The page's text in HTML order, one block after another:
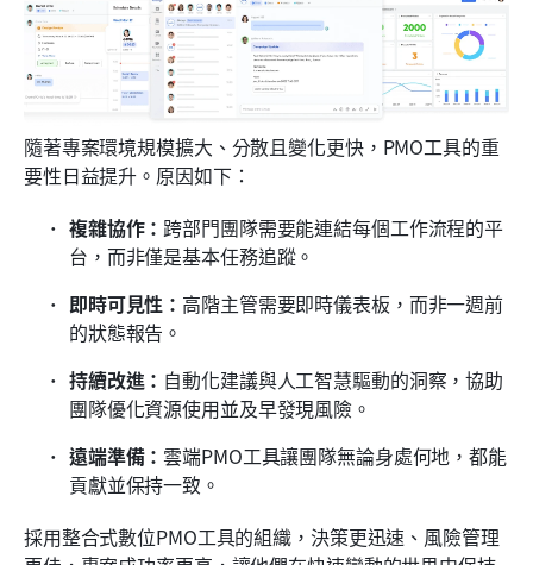
隨著專案環境規模擴大、分散且變化更快，PMO工具的重
要性日益提升。原因如下：
複雜協作： 跨部門團隊需要能連結每個工作流程的平
台，而非僅是基本任務追蹤。
即時可見性： 高階主管需要即時儀表板，而非一週前
的狀態報告。
持續改進： 自動化建議與人工智慧驅動的洞察，協助
團隊優化資源使用並及早發現風險。
遠端準備： 雲端PMO工具讓團隊無論身處何地，都能
貢獻並保持一致。
採用整合式數位PMO工具的組織，決策更迅速、風險管理